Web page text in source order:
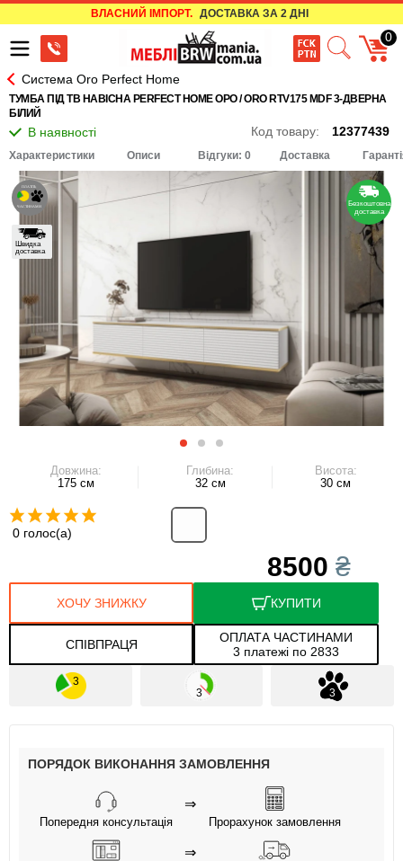
ВЛАСНИЙ ІМПОРТ. ДОСТАВКА ЗА 2 ДНІ
0
Система Oro Perfect Home
ТУМБА ПІД ТВ НАВІСНА PERFECT HOME ОРО / ORO RTV175 MDF 3-ДВЕРНА
БІЛИЙ
Код товару: 12377439
Характеристики Описи Відгуки: 0 Доставка
Довжина:
175 см
Глибина:
32 см
Висота:
30 см
0 голос(а)
8500₴
КУПИТИ
СПІВПРАЦЯ
ХОЧУ ЗНИЖКУ
ОПЛАТА ЧАСТИНАМИ
3 платежі по 2833
ПОРЯДОК ВИКОНАННЯ ЗАМОВЛЕННЯ
Попередня консультація
⇒
Прорахунок замовлення
⇒